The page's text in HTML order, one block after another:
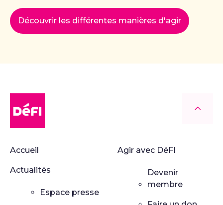
Découvrir les différentes manières d'agir
Accueil
Actualités
Espace presse
Agir avec DéFI
Devenir
membre